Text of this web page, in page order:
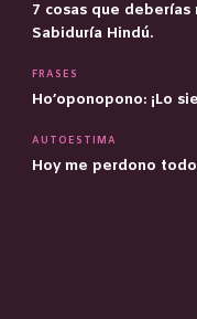
7 cosas que
Sabiduría Hindú.
FRASES
Ho’oponopono: ¡Lo
AUTOESTIMA
Hoy me perdono